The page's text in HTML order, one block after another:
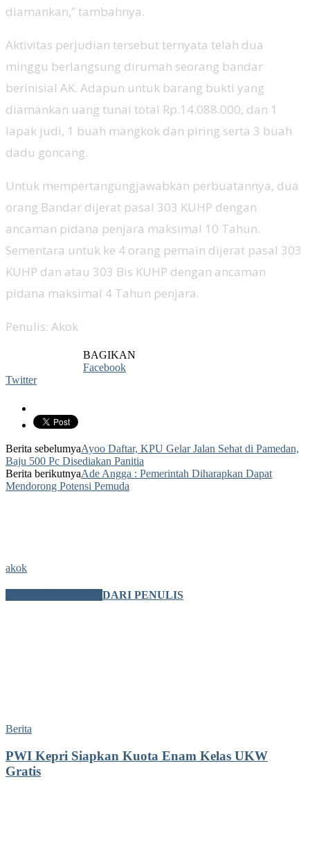
diamankan,” tambahnya.
Aktivitas perjudian tersebut ternyata telah dua
minggu berlangsung dirumah seorang bandar
berinisial AK. Adapun untuk barang bukti yang
diamankan uang tunai total Rp.14.088.000, dan 1
lapak judi, 1 buah mangkok dan piring serta 3 buah
dadu goncang.
Untuk mempertangungjawabkan perbuatannya, dua
orang Bandar dijerat pasal 303 KUHP dengan
ancaman pidana penjara maksimal 10 Tahun.
Sementara untuk ke 4 orang pemain dijerat pasal 303
KUHP dan atau 303 Bis KUHP dengan ancaman
pidana maksimal 4 Tahun penjara.
Penulis: Akok
BAGIKAN
Facebook
Twitter
Berita sebelumyaAyoo Daftar, KPU Gelar Jalan Sehat di Pamedan,
Baju 500 Pc Disediakan Panitia
Berita berikutnyaAde Angga : Pemerintah Diharapkan Dapat
Mendorong Potensi Pemuda
akok
DARI PENULIS
Berita
PWI Kepri Siapkan Kuota Enam Kelas UKW
Gratis